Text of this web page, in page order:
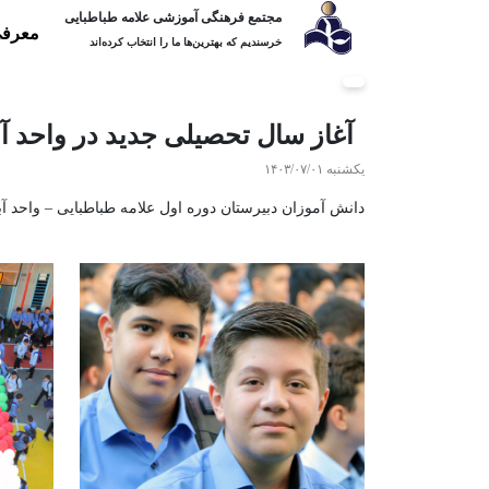
مجتمع فرهنگی آموزشی علامه طباطبایی
خرسندیم که بهترین‌ها ما را انتخاب کرده‌اند
آغاز سال تحصیلی جدید در واحد
یکشنبه ۱۴۰۳/۰۷/۰۱
دانش آموزان دبیرستان دوره اول علامه طباطبایی – واحد